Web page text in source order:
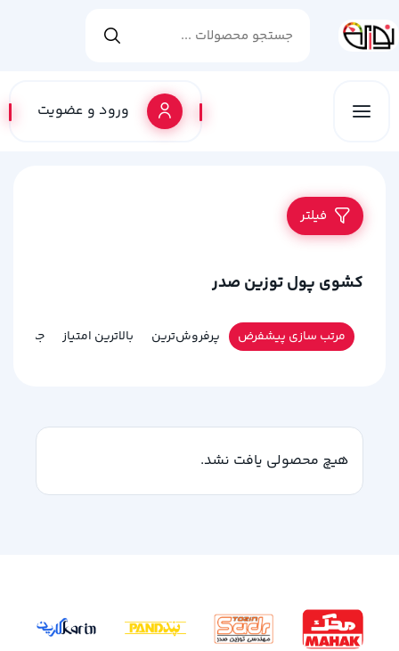
ورود و عضویت
فیلتر
کشوی پول توزین صدر
مرتب سازی پیشفرض پرفروش‌ترین بالاترین امتیاز
هیچ محصولی یافت نشد.